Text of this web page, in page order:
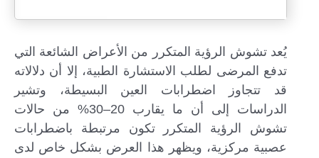
يُعد تشوش الرؤية المتكرر من الأعراض الشائعة التي
تدفع المرضى لطلب الاستشارة الطبية، إلا أن دلالاته
قد تتجاوز اضطرابات العين البسيطة، وتشير
الدراسات إلى أن ما يقارب 20–30% من حالات
تشوش الرؤية المتكرر تكون مرتبطة باضطرابات
عصبية مركزية، ويظهر هذا العرض بشكل خاص لدى